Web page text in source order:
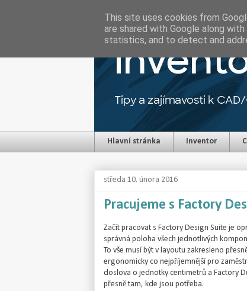
Hlavní stránka Inventor
středa 10. února 2016
Pracujeme s Factory
Začít pracovat s Factory Design Suite je
správná poloha všech jednotlivých
To vše musí být v layoutu zakresleno
ergonomicky co nejpříjemnější pro
doslova o jednotky centimetrů a Factory
přesně tam, kde jsou potřeba.
This site uses cookies from
are shared with Google along
statistics, and to detect and